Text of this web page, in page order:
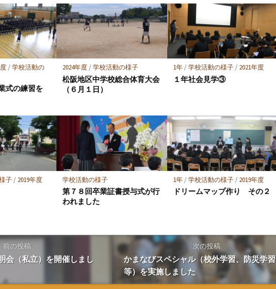
マ
ー
ク
に
保
存
/学校活動の
式の練習を
2024年度/学校活動の様子
松阪地区中学校総合体育大会
（６月１日）
1年/学校活動の様子/ 2021年度
１年社会見学③
子/ 2019年度 学校活動の様子
第７８回卒業証書授与式が行
われました
1年/学校活動の様子/ 2019年度
ドリームマップ作り その２
前の投稿
会（私立）を開催しまし
次の投稿
かまなびスペシャル（校外学習、防災学習
等）を実施しました